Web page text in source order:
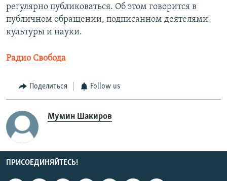
регулярно публиковаться. Об этом говорится в
публичном обращении, подписанном деятелями
культуры и науки.
Радио Свобода
Поделиться Follow us
Мумин Шакиров
ПРИСОЕДИНЯЙТЕСЬ!